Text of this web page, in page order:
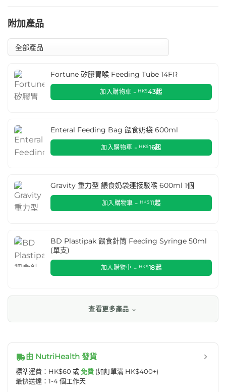
附加產品
Fortune 矽膠胃喉 Feeding Tube 14FR
加入購物車 - HK$43起
Enteral Feeding Bag 餵食奶袋 600ml
加入購物車 - HK$16起
Gravity 重力型 餵食奶袋連接駁喉 600ml 1個
加入購物車 - HK$11起
BD Plastipak 餵食針筒 Feeding Syringe 50ml
(單支)
加入購物車 - HK$18起
查看更多產品
由 NutriHealth 發貨
標準運費：HK$60 或免費 (如訂單滿 HK$400+)
最快送達：1-4 個工作天